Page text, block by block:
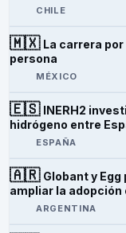
CHILE
🇲🇽 La carrera
persona
MÉXICO
🇪🇸 INERH2
hidrógeno entre
ESPAÑA
🇦🇷 Globant y
ampliar la
ARGENTINA